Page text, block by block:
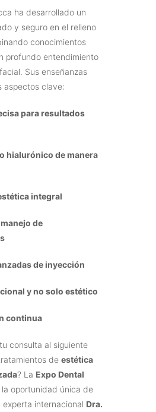
ha desarrollado un
y seguro en el relleno
conocimientos
profundo entendimiento
Sus enseñanzas
aspectos clave:
para resultados
hialurónico de manera
integral
de
de inyección
y no solo estético
continua
consulta al siguiente
de estética
? La Expo Dental
oportunidad única de
experta internacional Dra.